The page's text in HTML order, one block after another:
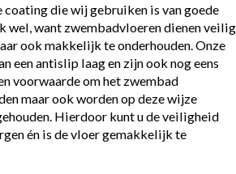
coating die wij gebruiken is van goede
wel, want zwembadvloeren dienen veilig
ook makkelijk te onderhouden. Onze
een antislip laag en zijn ook nog eens
voorwaarde om het zwembad
maar ook worden op deze wijze
Hierdoor kunt u de veiligheid
én is de vloer gemakkelijk te